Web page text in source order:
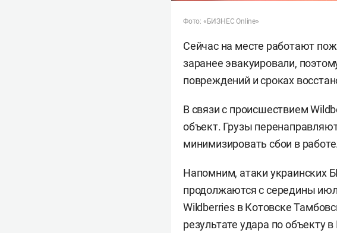
Фото: «БИЗНЕС Online»
Сейчас на месте работают
заранее эвакуировали,
повреждений и сроках
В связи с происшествием
объект. Грузы
минимизировать сбои в
Напомним, атаки украинских
продолжаются с середины
Wildberries в Котовске
результате удара по объекту